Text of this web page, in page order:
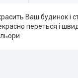
Ваш будинок і
переться і